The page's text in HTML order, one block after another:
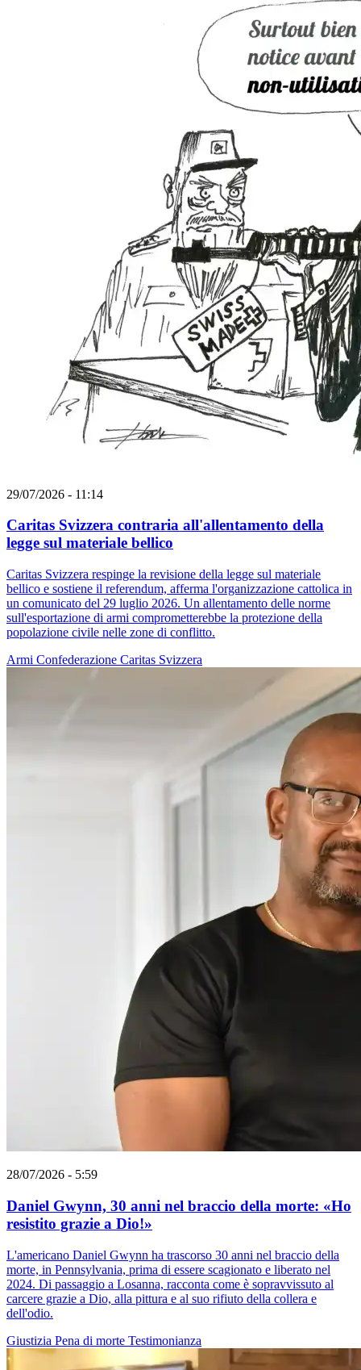
29/07/2026 - 11:14
Caritas Svizzera contraria all'allentamento della
legge sul materiale bellico
Caritas Svizzera respinge la revisione della legge sul materiale
bellico e sostiene il referendum, afferma l'organizzazione cattolica in
un comunicato del 29 luglio 2026. Un allentamento delle norme
sull'esportazione di armi comprometterebbe la protezione della
popolazione civile nelle zone di conflitto.
Armi Confederazione Caritas Svizzera
28/07/2026 - 5:59
Daniel Gwynn, 30 anni nel braccio della morte: «Ho
resistito grazie a Dio!»
L'americano Daniel Gwynn ha trascorso 30 anni nel braccio della
morte, in Pennsylvania, prima di essere scagionato e liberato nel
2024. Di passaggio a Losanna, racconta come è sopravvissuto al
carcere grazie a Dio, alla pittura e al suo rifiuto della collera e
dell'odio.
Giustizia Pena di morte Testimonianza